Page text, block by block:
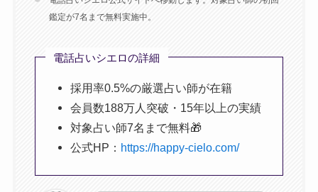
鑑定が7名まで無料実施中。
電話占いシエロの詳細
採用率0.5%の厳選占い師が在籍
会員数188万人突破・15年以上の実績
対象占い師7名まで無料🎁
公式HP： https://happy-cielo.com/